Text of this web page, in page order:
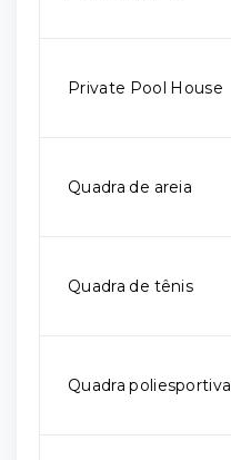
Private Pool House
Quadra de areia
Quadra de tênis
Quadra poliesportiva